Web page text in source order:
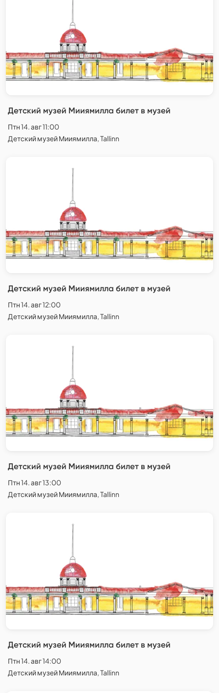
Детский музей Мииямилла билет в музей
Птн 14. авг 11:00
Детский музей Мииямилла, Tallinn
Детский музей Мииямилла билет в музей
Птн 14. авг 12:00
Детский музей Мииямилла, Tallinn
Детский музей Мииямилла билет в музей
Птн 14. авг 13:00
Детский музей Мииямилла, Tallinn
Детский музей Мииямилла билет в музей
Птн 14. авг 14:00
Детский музей Мииямилла, Tallinn